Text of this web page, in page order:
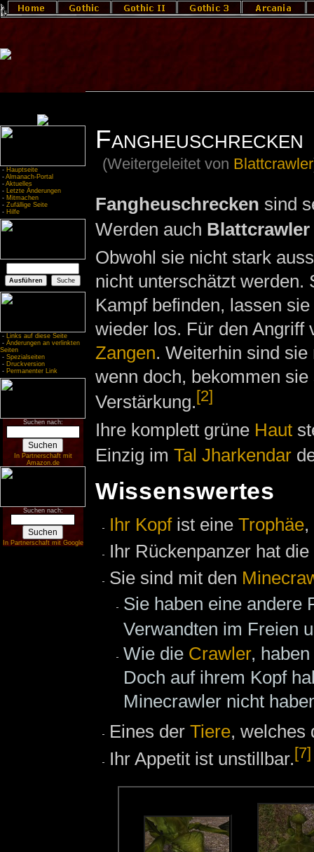
- Hauptseite
- Almanach-Portal
- Aktuelles
- Letzte Änderungen
- Mitmachen
- Zufällige Seite
- Hilfe
- Links auf diese Seite
- Änderungen an verlinkten
Seiten
- Spezialseiten
- Druckversion
- Permanenter Link
Suchen nach:
In Partnerschaft mit
Amazon.de
Suchen nach:
In Partnerschaft mit Google
Fangheuschrecken
(Weitergeleitet von Blattcrawler
Fangheuschrecken sind
Werden auch Blattcrawler
Obwohl sie nicht stark
nicht unterschätzt werden.
Kampf befinden, lassen
wieder los. Für den Angriff
Zangen. Weiterhin sind
wenn doch, bekommen sie
Verstärkung.[2]
Ihre komplett grüne Haut
Einzig im Tal Jharkendar
Wissenswertes
Ihr Kopfist eine Trophäe
Ihr Rückenpanzer hat
Sie sind mit den
Sie haben eine andere
Verwandten im Freien
Wie die Crawler,
Doch auf ihrem Kopf
Minecrawler nicht
Eines der Tiere, welches
Ihr Appetit ist unstillbar.[7]